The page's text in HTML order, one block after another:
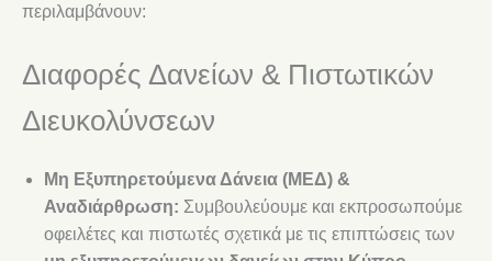
περιλαμβάνουν:
Διαφορές Δανείων & Πιστωτικών
Διευκολύνσεων
Μη Εξυπηρετούμενα Δάνεια (ΜΕΔ) &
Αναδιάρθρωση: Συμβουλεύουμε και εκπροσωπούμε
οφειλέτες και πιστωτές σχετικά με τις επιπτώσεις των